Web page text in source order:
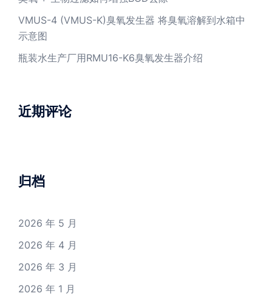
VMUS-4 (VMUS-K)臭氧发生器 将臭氧溶解到水箱中
示意图
瓶装水生产厂用RMU16-K6臭氧发生器介绍
近期评论
归档
2026 年 5 月
2026 年 4 月
2026 年 3 月
2026 年 1 月